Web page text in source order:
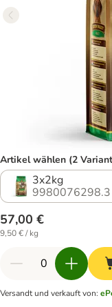
Artikel wählen (2
3x2kg
9980076298.3
57,00 €
9,50 € / kg
Versandt und verkauft von: